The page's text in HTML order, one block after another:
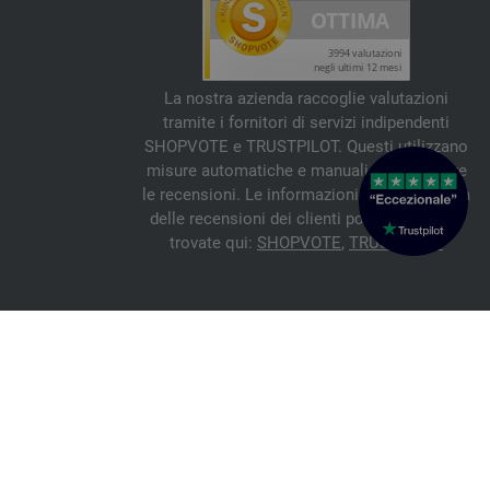
La nostra azienda raccoglie valutazioni
tramite i fornitori di servizi indipendenti
SHOPVOTE e TRUSTPILOT. Questi utilizzano
misure automatiche e manuali per verificare
le recensioni. Le informazioni sull'autenticità
delle recensioni dei clienti possono essere
trovate qui: SHOPVOTE, TRUSTPILOT